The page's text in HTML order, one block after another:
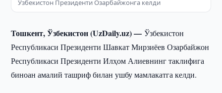
Ўзбекистон Президенти Озарбайжонга келди
Тошкент, Ўзбекистон (UzDaily.uz) —Ўзбекистон
Республикаси Президенти Шавкат Мирзиёев Озарбайжон
Республикаси Президенти Илҳом Алиевнинг таклифига
биноан амалий ташриф билан ушбу мамлакатга келди.